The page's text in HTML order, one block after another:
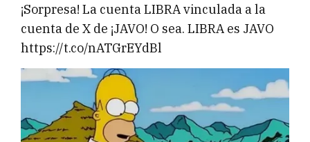
¡Sorpresa! La cuenta LIBRA vinculada a la
cuenta de X de ¡JAVO! O sea. LIBRA es JAVO
https://t.co/nATGrEYdBl